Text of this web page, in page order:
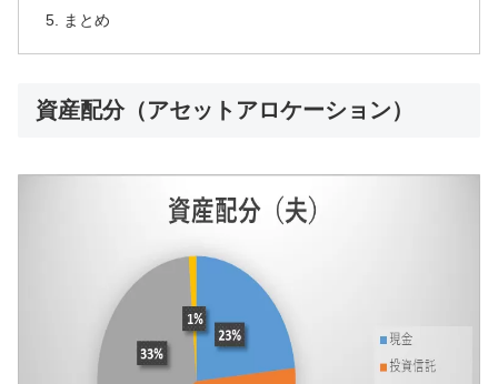
まとめ
資産配分（アセットアロケーション）